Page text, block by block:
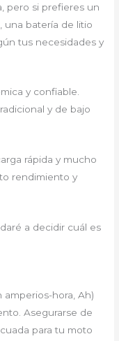
pero si prefieres un
una batería de litio
tus necesidades y
y confiable.
y de bajo
rápida y mucho
rendimiento y
a decidir cuál es
amperios-hora, Ah)
Asegurarse de
para tu moto